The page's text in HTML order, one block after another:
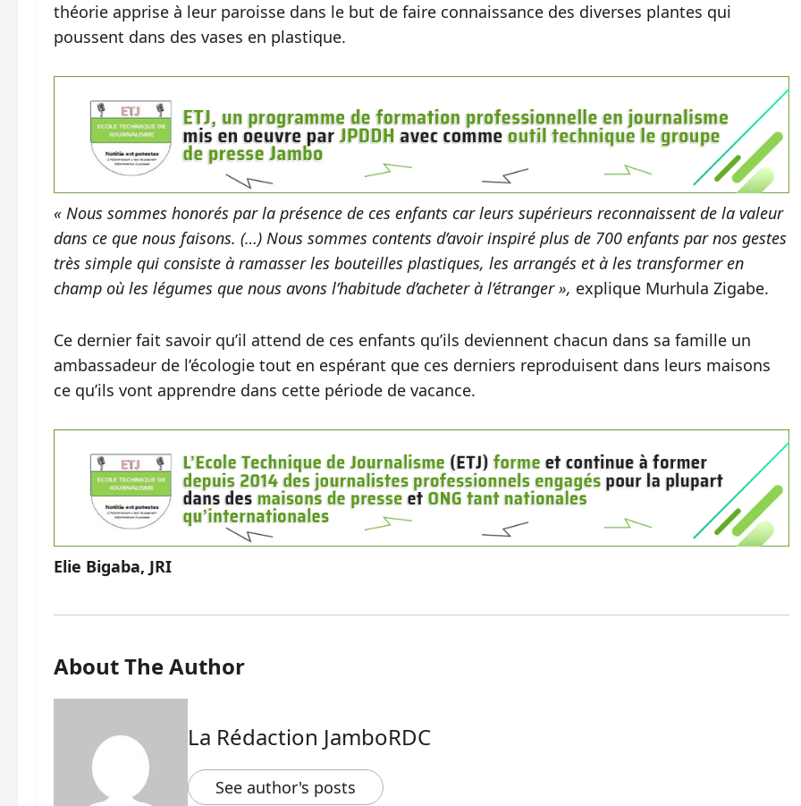
théorie apprise à leur paroisse dans le but de faire connaissance des diverses plantes qui
poussent dans des vases en plastique.
« Nous sommes honorés par la présence de ces enfants car leurs supérieurs reconnaissent de la valeur
dans ce que nous faisons. (…) Nous sommes contents d’avoir inspiré plus de 700 enfants par nos gestes
très simple qui consiste à ramasser les bouteilles plastiques, les arrangés et à les transformer en
champ où les légumes que nous avons l’habitude d’acheter à l’étranger », explique Murhula Zigabe.
Ce dernier fait savoir qu’il attend de ces enfants qu’ils deviennent chacun dans sa famille un
ambassadeur de l’écologie tout en espérant que ces derniers reproduisent dans leurs maisons
ce qu’ils vont apprendre dans cette période de vacance.
Elie Bigaba, JRI
About The Author
La Rédaction JamboRDC
See author's posts